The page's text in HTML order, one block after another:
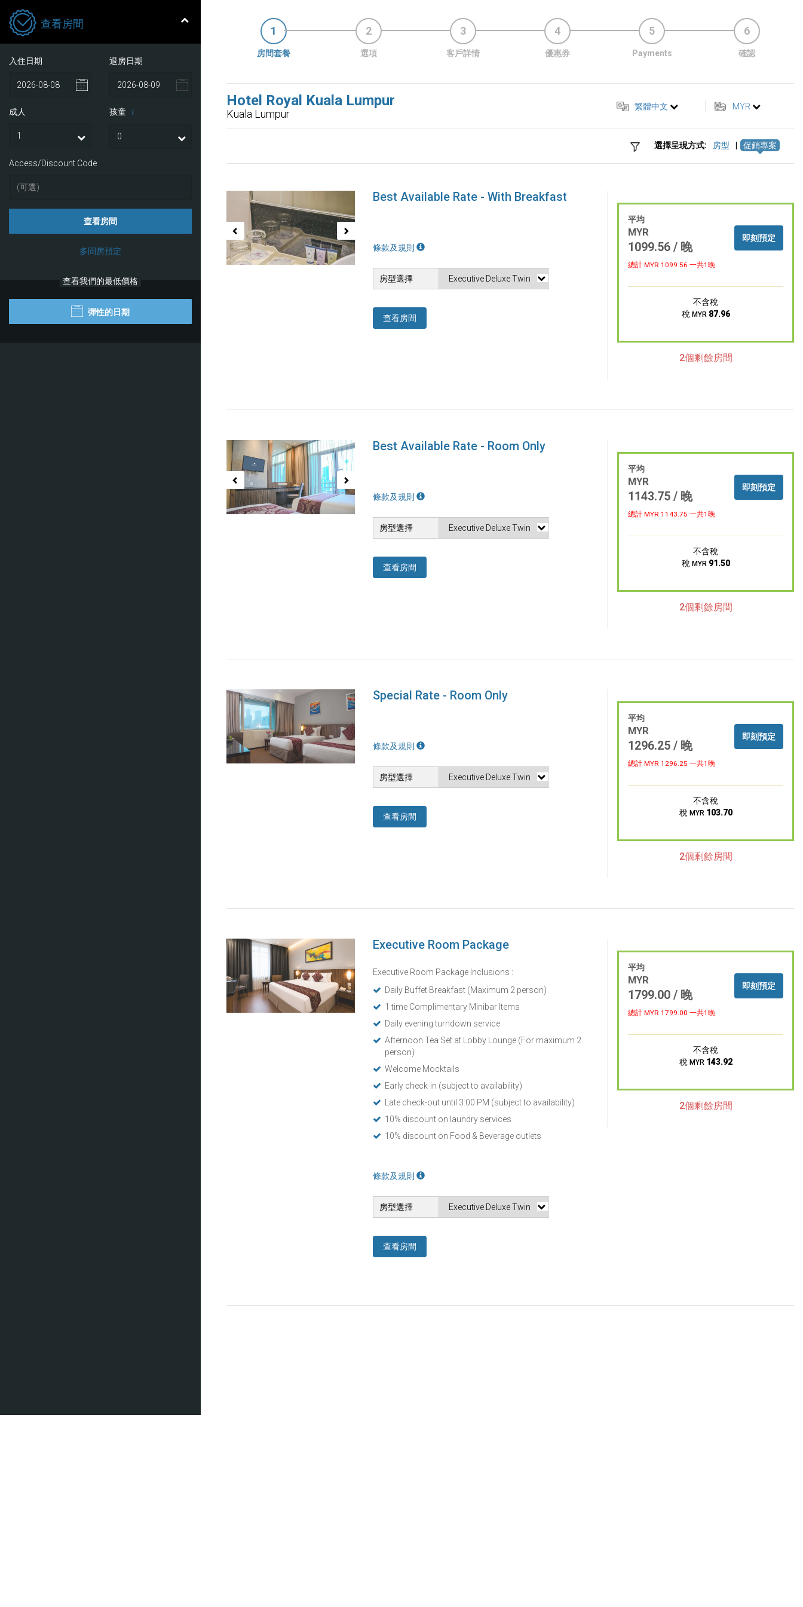
查看房間
入住日期 退房日期
成人 孩童 i
Access/Discount Code
查看房間
多間房預定
查看我們的最低價格
彈性的日期
1
房間套餐
2
選項
3
客戶詳情
4
優惠券
5
Payments
6
確認
Hotel Royal Kuala Lumpur
Kuala Lumpur
繁體中文 MYR
選擇呈現方式: 房型 促銷專案
Previous Best Available Rate - With Breakfast
條款及規則
房型選擇
查看房間
平均
MYR
1099.56 / 晚
總計 MYR1099.56 一共1晚
即刻預定
不含稅
稅 MYR 87.96
2個剩餘房間
Previous Next Best Available Rate - Room Only
條款及規則
房型選擇
查看房間
平均
MYR
1143.75 / 晚
總計 MYR1143.75 一共1晚
即刻預定
不含稅
稅 MYR 91.50
2個剩餘房間
Special Rate - Room Only
條款及規則
房型選擇
查看房間
平均
MYR
1296.25 / 晚
總計 MYR1296.25 一共1晚
即刻預定
不含稅
稅 MYR 103.70
2個剩餘房間
Executive Room Package
Executive Room Package Inclusions :
Daily Buffet Breakfast (Maximum 2 person)
1 time Complimentary Minibar Items
Daily evening turndown service
Afternoon Tea Set at Lobby Lounge (For maximum 2
person)
Welcome Mocktails
Early check-in (subject to availability)
Late check-out until 3:00 PM (subject to availability)
10% discount on laundry services
10% discount on Food & Beverage outlets
條款及規則
房型選擇
查看房間
平均
MYR
1799.00 / 晚
總計 MYR1799.00 一共1晚
即刻預定
不含稅
稅 MYR 143.92
2個剩餘房間